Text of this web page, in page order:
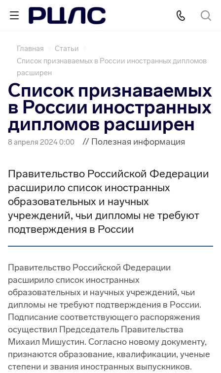
Главная
Статьи
Список признаваемых в России иностранных дипломов
расширен
Список признаваемых
в России иностранных
дипломов расширен
8 апреля 2024 0:00 // Полезная информация
Правительство Российской Федерации
расширило список иностранных
образовательных и научных
учреждений, чьи дипломы не требуют
подтверждения в России
Правительство Российской Федерации
расширило список иностранных
образовательных и научных учреждений, чьи
дипломы не требуют подтверждения в России.
Подписание соответствующего распоряжения
осуществил Председатель Правительства
Михаил Мишустин. Согласно новому документу,
признаются образование, квалификации, ученые
степени и звания иностранных выпускников.